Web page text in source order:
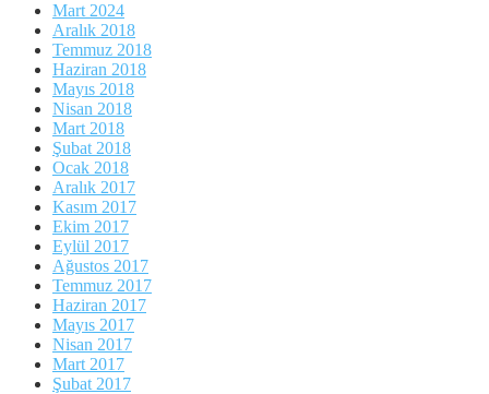
Mart 2024
Aralık 2018
Temmuz 2018
Haziran 2018
Mayıs 2018
Nisan 2018
Mart 2018
Şubat 2018
Ocak 2018
Aralık 2017
Kasım 2017
Ekim 2017
Eylül 2017
Ağustos 2017
Temmuz 2017
Haziran 2017
Mayıs 2017
Nisan 2017
Mart 2017
Şubat 2017